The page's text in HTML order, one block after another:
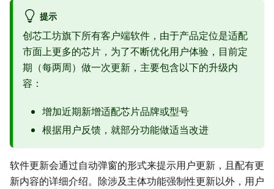
提示
创芯工坊旗下所有客户端软件，由于产品定位是适配
市面上更多的芯片，为了不断优化用户体验，目前定
期（每两周）做一次更新，主要包含以下的升级内
容：
增加近期新增适配芯片品牌或型号
根据用户反馈，就部分功能做适当改进
软件更新会通过自动弹窗的形式来提示用户更新，且配有更
新内容的详细介绍。除涉及主体功能强制性更新以外，用户